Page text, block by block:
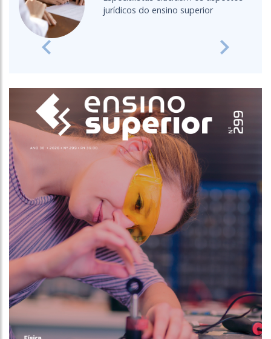
discussões acerca do EAD
Previous Next